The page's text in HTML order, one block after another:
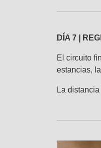
DÍA 7 |
El circuito
estancias,
La